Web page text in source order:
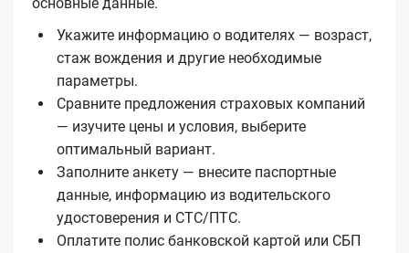
Укажите информацию о водителях — возраст,
стаж вождения и другие необходимые
параметры.
Сравните предложения страховых компаний
— изучите цены и условия, выберите
оптимальный вариант.
Заполните анкету — внесите паспортные
данные, информацию из водительского
удостоверения и СТС/ПТС.
Оплатите полис банковской картой или СБП